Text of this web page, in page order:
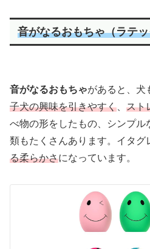
音がなるおもちゃ（ラテ
音がなるおもちゃがあると、犬
子犬の興味を引きやすく
スト
べ物の形をしたもの、シンプ
類もたくさんあります。イタグ
る柔らかさになっています。